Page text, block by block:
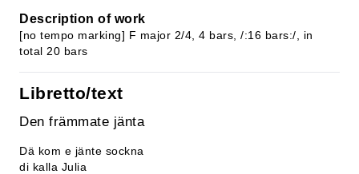
Description of work
[no tempo marking] F major 2/4, 4 bars, /:16 bars:/, in
total 20 bars
Libretto/text
Den främmate jänta
Dä kom e jänte sockna
di kalla Julia